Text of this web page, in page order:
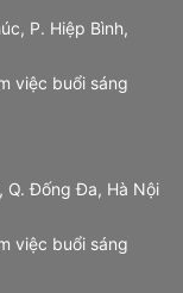
P. Hiệp Bình,
việc buổi sáng
Q. Đống Đa, Hà Nội
việc buổi sáng